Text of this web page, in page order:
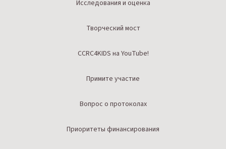
Исследования и оценка
Творческий мост
CCRC4KIDS на YouTube!
Примите участие
Вопрос о протоколах
Приоритеты финансирования